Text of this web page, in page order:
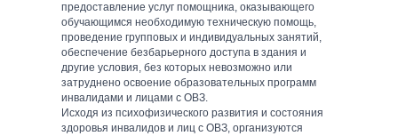
предоставление услуг помощника, оказывающего
обучающимся необходимую техническую помощь,
проведение групповых и индивидуальных занятий,
обеспечение безбарьерного доступа в здания и
другие условия, без которых невозможно или
затруднено освоение образовательных программ
инвалидами и лицами с ОВЗ.
Исходя из психофизического развития и состояния
здоровья инвалидов и лиц с ОВЗ, организуются